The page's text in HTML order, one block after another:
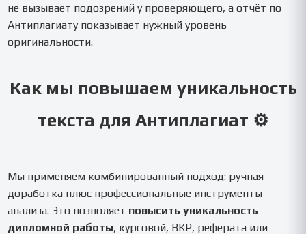
не вызывает подозрений у проверяющего, а отчёт по
Антиплагиату показывает нужный уровень
оригинальности.
Как мы повышаем уникальность
текста для Антиплагиат ⚙️
Мы применяем комбинированный подход: ручная
доработка плюс профессиональные инструменты
анализа. Это позволяет повысить уникальность
дипломной работы, курсовой, ВКР, реферата или